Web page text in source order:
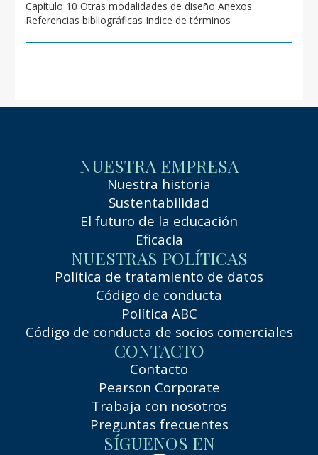
Capítulo 10 Otras modalidades de diseño Anexos
Referencias bibliográficas Indice de términos
NUESTRA EMPRESA
Nuestra historia
Sustentabilidad
El futuro de la educación
Eficacia
NUESTRAS POLÍTICAS
Política de tratamiento de datos
Código de conducta
Política ABC
Código de conducta de socios comerciales
CONTACTO
Contacto
Pearson Corporate
Trabaja con nosotros
Preguntas frecuentes
SÍGUENOS EN